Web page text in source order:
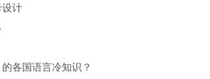
计
各国语言冷知识？